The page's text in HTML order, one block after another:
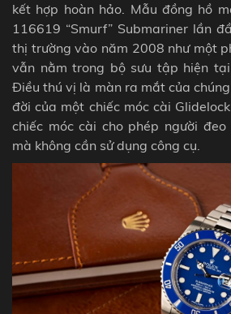
kết hợp hoàn hảo. Mẫu đồng hồ
116619 “Smurf” Submariner lần
thị trường vào năm 2008 như một
vẫn nằm trong bộ sưu tập hiện
Điều thú vị là màn ra mắt của
đời của một chiếc móc cài
chiếc móc cài cho phép người
mà không cần sử dụng công cụ.